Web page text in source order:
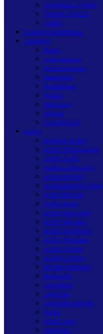
TAPANULI UTARA
TEBING TINGGI
TOBA
HUKUM & KRIMINAL
LAINNYA
Bisnis
Internasional
Pemerintahan
Kesehatan
Pendidikan
Politik
Teknologi
Wisata
OLAHRAGA
ACEH
BANDA ACEH
ACEH TENGGARA
GAYO LUES
SUBULUSSALAM
ACEH BARAT
ACEH BARAT DAYA
ACEH BESAR
ACEH JAYA
ACEH SELATAN
ACEH SINGKIL
ACEH TAMIANG
ACEH TENGAH
ACEH TIMUR
ACEH UTARA
BENER MERIAH
BIREUEN
LANGKAT
LANGSA
LHOKSEUMAWE
PIDIE
PIDIE JAYA
SABANG